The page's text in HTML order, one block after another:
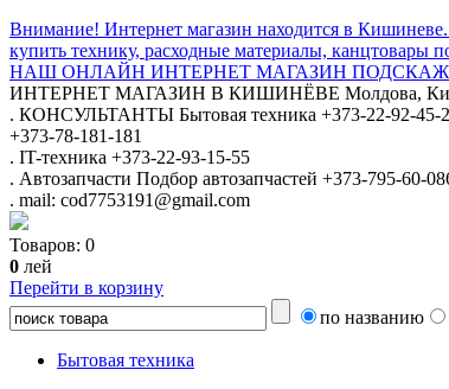
Внимание! Интернет магазин находится в
купить технику, расходные материалы, канцтовары
НАШ ОНЛАЙН ИНТЕРНЕТ МАГАЗИН
ИНТЕРНЕТ МАГАЗИН В КИШИНЁВЕ Молдова,
. КОНСУЛЬТАНТЫ Бытовая техника +373-22-92-45-
+373-78-181-181
. IT-техника +373-22-93-15-55
. Автозапчасти Подбор автозапчастей +373-795-60-
. mail: cod7753191@gmail.com
Товаров: 0
0 лей
Перейти в корзину
по названию
Бытовая техника